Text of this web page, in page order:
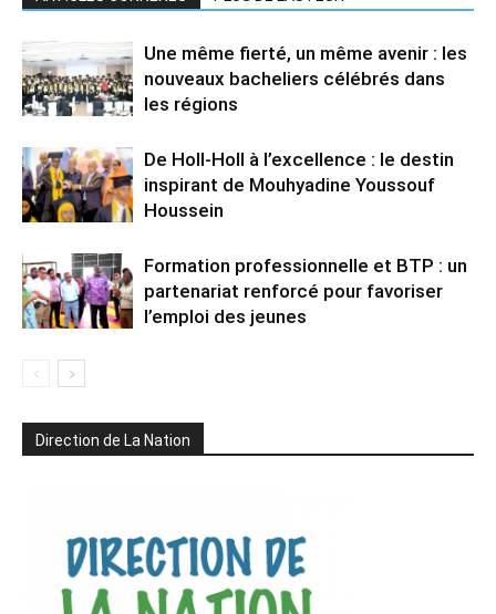
Une même fierté, un même avenir : les
nouveaux bacheliers célébrés dans
les régions
De Holl-Holl à l’excellence : le destin
inspirant de Mouhyadine Youssouf
Houssein
Formation professionnelle et BTP : un
partenariat renforcé pour favoriser
l’emploi des jeunes
Direction de La Nation